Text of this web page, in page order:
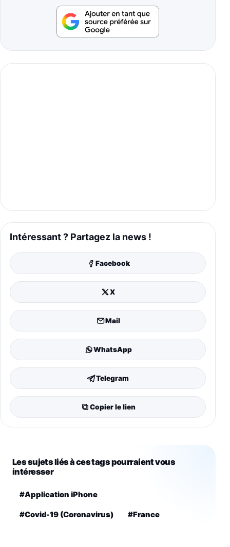
Intéressant ? Partagez la news !
Facebook
X
Mail
WhatsApp
Telegram
Copier le lien
Les sujets liés à ces tags pourraient vous
intéresser
#Application iPhone
#Covid-19 (Coronavirus) #France